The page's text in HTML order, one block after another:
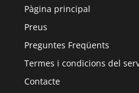
Pàgina principal
Preus
Preguntes Freqüents
Termes i condicions del
Contacte